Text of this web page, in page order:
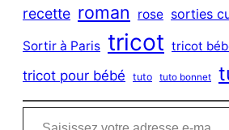
recette roman rose sorties
Sortir à Paris tricot tricot
tricot pour bébé tuto tuto bonnet
Saisissez votre adresse e-mail…